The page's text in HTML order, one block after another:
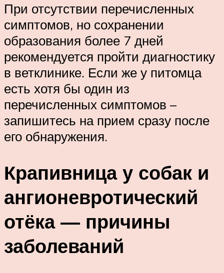
При отсутствии перечисленных
симптомов, но сохранении
образования более 7 дней
рекомендуется пройти диагностику
в ветклинике. Если же у питомца
есть хотя бы один из
перечисленных симптомов –
запишитесь на прием сразу после
его обнаружения.
Крапивница у собак и
ангионевротический
отёка — причины
заболеваний